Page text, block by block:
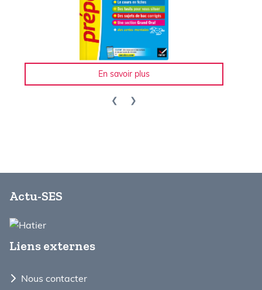
En savoir plus
Actu-SES
Liens externes
Nous contacter